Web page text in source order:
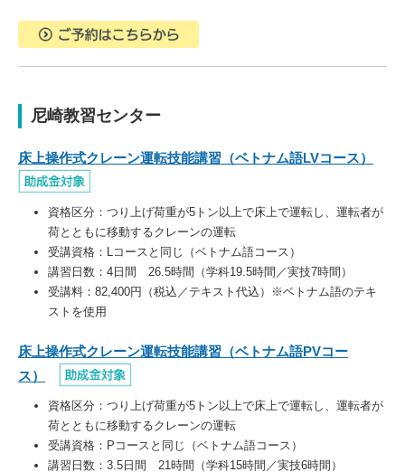
尼崎教習センター
床上操作式クレーン運転技能講習（ベトナム語LVコース）
資格区分：つり上げ荷重が5トン以上で床上で運転し、運転者が
荷とともに移動するクレーンの運転
受講資格：Lコースと同じ（ベトナム語コース）
講習日数：4日間 26.5時間（学科19.5時間／実技7時間）
受講料：82,400円（税込／テキスト代込）※ベトナム語のテキ
ストを使用
床上操作式クレーン運転技能講習（ベトナム語PVコー
ス）
資格区分：つり上げ荷重が5トン以上で床上で運転し、運転者が
荷とともに移動するクレーンの運転
受講資格：Pコースと同じ（ベトナム語コース）
講習日数：3.5日間 21時間（学科15時間／実技6時間）